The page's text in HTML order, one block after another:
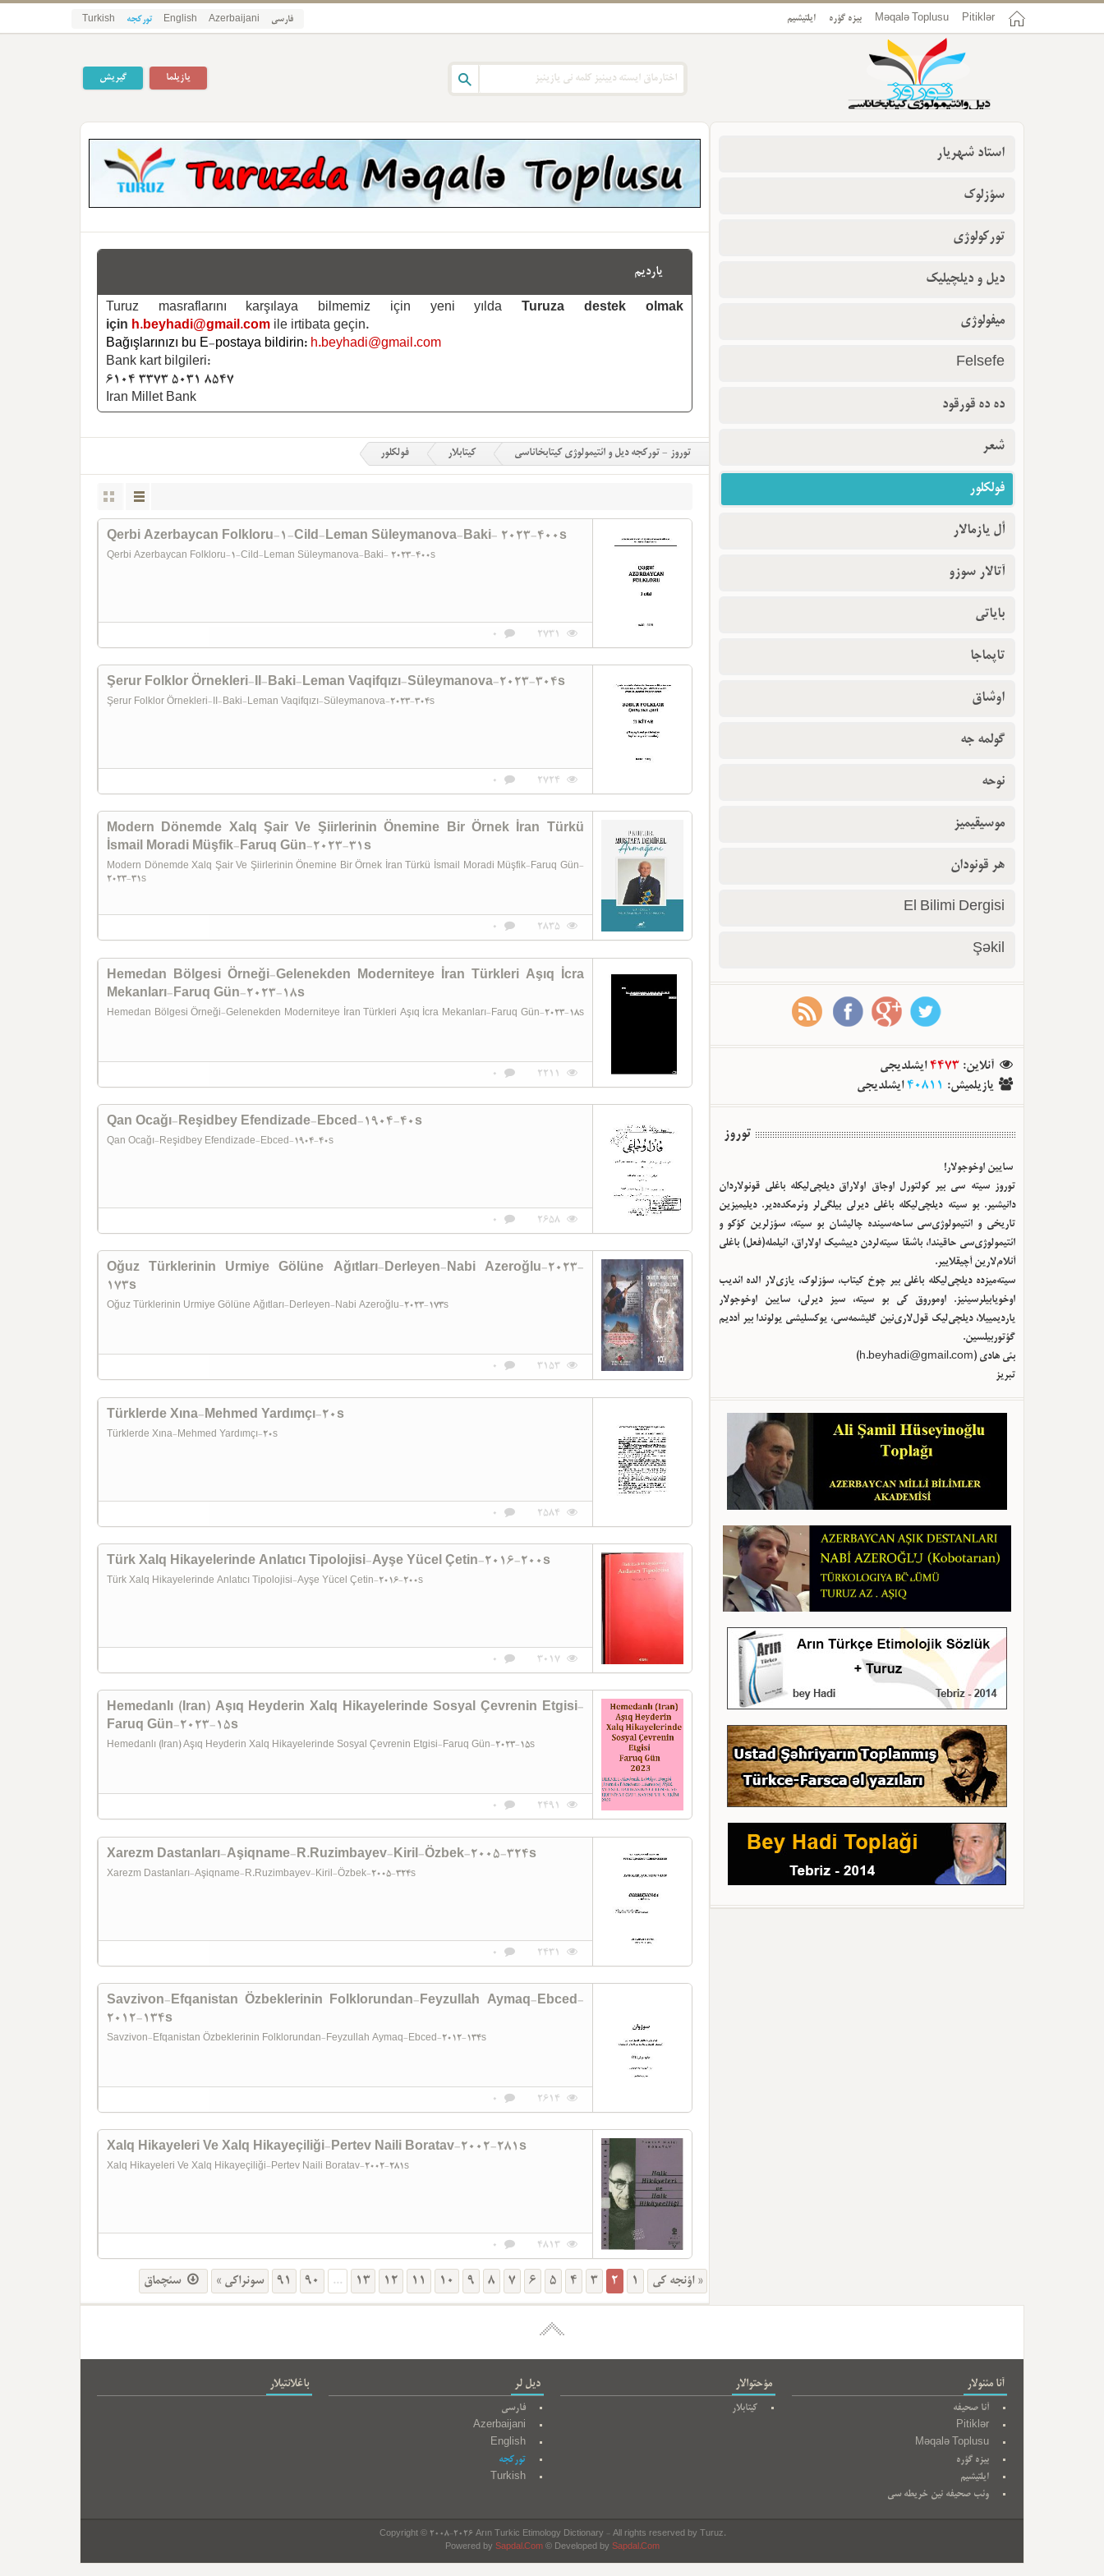
Pitiklər
Məqalə Toplusu بیزه گؤره ایلتیشیم فارسی Azerbaijani
English تورکجه Turkish
گیریش یازیلما
یاردیم
Turuz masraflarını karşılaya bilmemiz için yeni yılda
Turuza destek olmak
için h.beyhadi@gmail.com ile irtibata geçin.
Bağışlarınızı bu E-postaya bildirin: h.beyhadi@gmail.com
Bank kart bilgileri:
6104 3373 5031 8547
Iran Millet Bank
توروز - تورکجه دیل و ائتیمولوژی کیتابخاناسی کیتابلار فولکلور
Qerbi Azerbaycan Folkloru-1-Cild-Leman Süleymanova-Baki- 2023-400s
Qerbi Azerbaycan Folkloru-1-Cild-Leman Süleymanova-Baki- 2023-400s
2731
0
Şerur Folklor Örnekleri-II-Baki-Leman Vaqifqızı-Süleymanova-2023-304s
Şerur Folklor Örnekleri-II-Baki-Leman Vaqifqızı-Süleymanova-2023-304s
2724
0
Modern Dönemde Xalq Şair Ve Şiirlerinin Önemine Bir Örnek İran Türkü
İsmail Moradi Müşfik-Faruq Gün-2023-31s
Modern Dönemde Xalq Şair Ve Şiirlerinin Önemine Bir Örnek İran Türkü İsmail Moradi Müşfik-Faruq Gün-
2023-31s
2835
0
Hemedan Bölgesi Örneği-Gelenekden Moderniteye İran Türkleri Aşıq İcra
Mekanları-Faruq Gün-2023-18s
Hemedan Bölgesi Örneği-Gelenekden Moderniteye İran Türkleri Aşıq İcra Mekanları-Faruq Gün-2023-18s
2211
0
Qan Ocağı-Reşidbey Efendizade-Ebced-1904-40s
Qan Ocağı-Reşidbey Efendizade-Ebced-1904-40s
2658
0
Oğuz Türklerinin Urmiye Gölüne Ağıtları-Derleyen-Nabi Azeroğlu-2023-
173s
Oğuz Türklerinin Urmiye Gölüne Ağıtları-Derleyen-Nabi Azeroğlu-2023-173s
3153
0
Türklerde Xına-Mehmed Yardımçı-20s
Türklerde Xına-Mehmed Yardımçı-20s
2584
0
Türk Xalq Hikayelerinde Anlatıcı Tipolojisi-Ayşe Yücel Çetin-2016-200s
Türk Xalq Hikayelerinde Anlatıcı Tipolojisi-Ayşe Yücel Çetin-2016-200s
3017
0
Hemedanlı (Iran) Aşıq Heyderin Xalq Hikayelerinde Sosyal Çevrenin Etgisi-
Faruq Gün-2023-15s
Hemedanlı (Iran) Aşıq Heyderin Xalq Hikayelerinde Sosyal Çevrenin Etgisi-Faruq Gün-2023-15s
2491
0
Xarezm Dastanları-Aşiqname-R.Ruzimbayev-Kiril-Özbek-2005-324s
Xarezm Dastanları-Aşiqname-R.Ruzimbayev-Kiril-Özbek-2005-324s
2431
0
Savzivon-Efqanistan Özbeklerinin Folklorundan-Feyzullah Aymaq-Ebced-
2012-134s
Savzivon-Efqanistan Özbeklerinin Folklorundan-Feyzullah Aymaq-Ebced-2012-134s
2614
0
Xalq Hikayeleri Ve Xalq Hikayeçiliği-Pertev Naili Boratav-2002-281s
Xalq Hikayeleri Ve Xalq Hikayeçiliği-Pertev Naili Boratav-2002-281s
4813
0
« اؤنجه کی 1
2
3
4
5
6
7
8
9
10
11
12
13
...
90
91 سونراکی » سئچماق
استاد شهریار
سؤزلوک
تورکولوژی
دیل و دیلچیلیک
میفولوژی
Felsefe
ده ده قورقود
شعر
فولکلور
أل یازمالار
آتالار سوزو
بایاتی
تاپماجا
اوشاق
گولمه جه
نوحه
موسیقیمیز
هر قونودان
El Bilimi Dergisi
Şəkil
آنلاین:
4473ایشلدیجی
یازیلمیش:
40811ایشلدیجی
توروز
سایین اوخوجولار!
توروز سیته سی بیر کولتورل اوجاق اولا‌راق دیلچی‌لیکله باغلی قونولاردان
دانیشیر. بو سیته دیلچی‌لیکله باغلی دیرلی بیلگی‌لر وئرمکده‌دیر. دیلیمیزین
تاریخی و ائتیمولوژی‌سی ساحه‌سینده چالیشان بو سیته، سؤزلرین کؤکو و
ائتیمولوژی‌سی حاقیندا، باشقا سیته‌لردن دییشیک اولا‌راق، ائیلمله(فعل) باغلی
آنلام‌لارین آچیقلاییر.
سیته‌میزده دیلچی‌لیکله باغلی بیر چوخ کیتاب، سؤزلوک، یازی‌لار الده ائدیب
اوخویابیلرسینیز. اوموروق کی بو سیته، سیز دیرلی، سایین اوخوجولار
یاردیمییلا، دیلچی‌لیک قول‌لاری‌نین گلیشمه‌سی، یوکسلیشی یولوندا بیر آددیم
گؤتوربیلسین.
بئی هادی (h.beyhadi@gmail.com
)
تبریز
باغلانتیلار دیل لر
فارسی
Azerbaijani
English
تورکجه
Turkish
مؤحتوالار
کیتابلار
آنا مئنولار
آنا صحیفه
Pitiklər
Məqalə Toplusu
بیزه گؤره
ایلتیشیم
وئب صحیفه نین خریطه سی
Copyright © 2008-2026 Arın Turkic Etimology Dictionary - All rights reserved by Turuz.
Powered by Sapdal.Com© Developed by Sapdal.Com